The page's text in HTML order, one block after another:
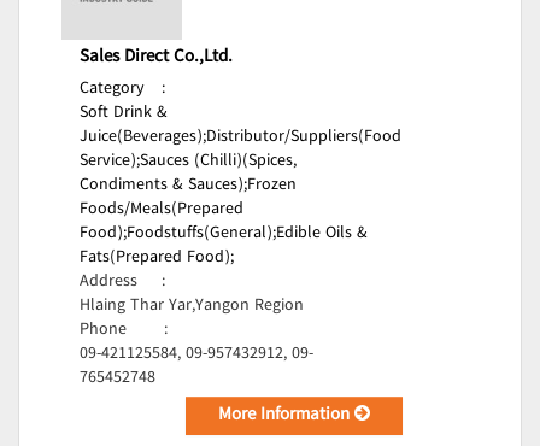
Sales Direct Co.,Ltd.
Category
:
Soft Drink &
Juice(Beverages);Distributor/Suppliers(Food
Service);Sauces (Chilli)(Spices,
Condiments & Sauces);Frozen
Foods/Meals(Prepared
Food);Foodstuffs(General);Edible Oils &
Fats(Prepared Food);
Address
:
Hlaing Thar Yar,Yangon Region
Phone
:
09-421125584, 09-957432912, 09-
765452748
More Information